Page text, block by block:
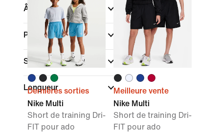
Âge des enfants
Pointures/Tailles
Style
Longueur
Dernières sorties
Nike Multi
Short de training Dri-
FIT pour ado
Meilleure vente
Nike Multi
Short de training Dri-
FIT pour ado